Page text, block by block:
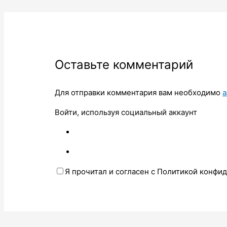
Оставьте комментарий
Для отправки комментария вам необходимо
Войти, используя социальный аккаунт
Я прочитал и согласен с Политикой